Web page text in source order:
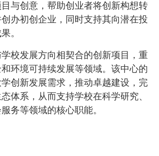
与创意，帮助创业者将创新构想转
办初创企业，同时支持其向潜在投
。
校发展方向相契合的创新项目，重
环境可持续发展等领域。该中心的
创新发展需求，推动卓越建设，完
体系，从而支持学校在科学研究、
务等领域的核心职能。